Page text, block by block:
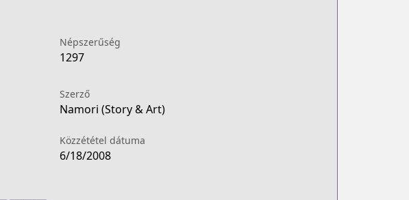
Népszerűség
1297
Szerző
Namori (Story & Art)
Közzététel dátuma
6/18/2008